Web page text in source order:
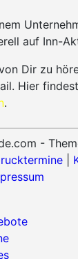
auf Inn-
Dir zu
Hier
.
-